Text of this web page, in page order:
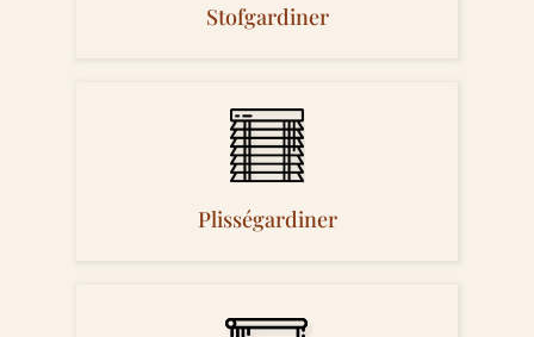
Stofgardiner
Plisségardiner